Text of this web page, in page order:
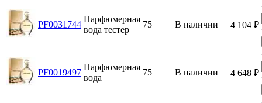
PF0031744
Парфюмерная
вода тестер
75 В наличии 4 104 ₽
PF0019497
Парфюмерная
вода
75 В наличии 4 648 ₽